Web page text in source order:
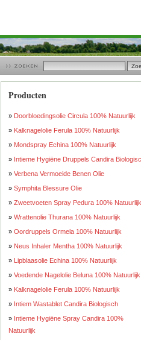
Producten
» Doorbloedingsolie Circula 100% Natuurlijk
» Kalknagelolie Ferula 100% Natuurlijk
» Mondspray Echina 100% Natuurlijk
» Intieme Hygiëne Druppels Candira
» Verbena Vermoeide Benen Olie
» Symphita Blessure Olie
» Zweetvoeten Spray Pedura 100% Natuurlijk
» Wrattenolie Thurana 100% Natuurlijk
» Oordruppels Ormela 100% Natuurlijk
» Neus Inhaler Mentha 100% Natuurlijk
» Lipblaasolie Echina 100% Natuurlijk
» Voedende Nagelolie Beluna 100% Natuurlijk
» Kalknagelolie Ferula 100% Natuurlijk
» Intiem Wastablet Candira Biologisch
» Intieme Hygiëne Spray Candira 100%
Natuurlijk